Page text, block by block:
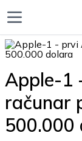
Apple-1
računar
500.000